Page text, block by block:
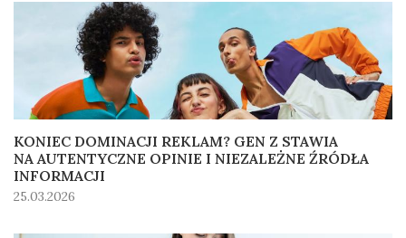
KONIEC DOMINACJI REKLAM? GEN Z STAWIA
NA AUTENTYCZNE OPINIE I NIEZALEŻNE ŹRÓDŁA
INFORMACJI
25.03.2026